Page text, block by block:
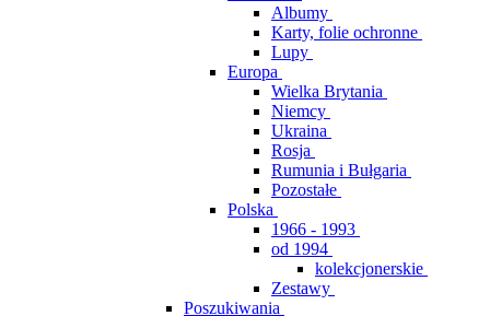
Albumy
Karty, folie ochronne
Lupy
Europa
Wielka Brytania
Niemcy
Ukraina
Rosja
Rumunia i Bułgaria
Pozostałe
Polska
1966 - 1993
od 1994
kolekcjonerskie
Zestawy
Poszukiwania